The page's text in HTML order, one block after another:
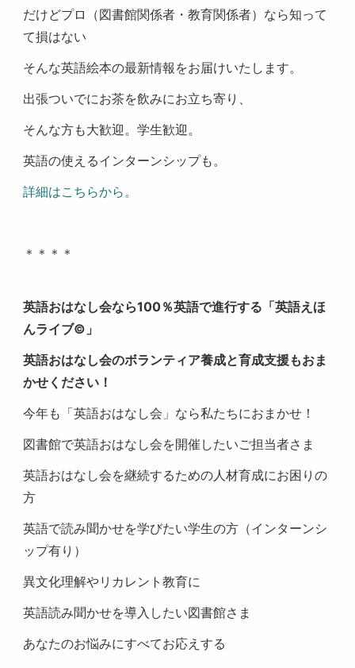
だけどプロ（図書館関係者・教育関係者）なら知って
て損はない
そんな英語絵本の最新情報をお届けいたします。
出張ついでにお茶を飲みにお立ち寄り、
そんな方も大歓迎。学生歓迎。
英語の使えるインターンシップも。
詳細はこちらから。
＊＊＊＊
英語おはなし会なら100％英語で進行する「英語えほ
んライブ©」
英語おはなし会のボランティア養成と育成支援もおま
かせください！
今年も「英語おはなし会」なら私たちにおまかせ！
図書館で英語おはなし会を開催したいご担当者さま
英語おはなし会を継続するための人材育成にお困りの
方
英語で読み聞かせを学びたい学生の方（インターンシ
ップ有り）
異文化理解やリカレント教育に
英語読み聞かせを導入したい図書館さま
あなたのお悩みにすべてお応えする